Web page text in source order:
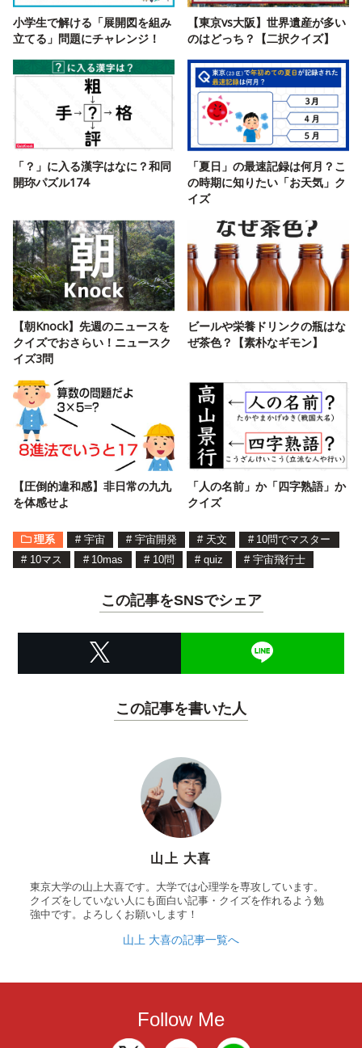
小学生で解ける「展開図を組み
立てる」問題にチャレンジ！
【東京vs大阪】世界遺産が多い
のはどっち？【二択クイズ】
「？」に入る漢字はなに？和同
開珎パズル174
「夏日」の最速記録は何月？こ
の時期に知りたい「お天気」ク
イズ
【朝Knock】先週のニュースを
クイズでおさらい！ニュースク
イズ3問
ビールや栄養ドリンクの瓶はな
ぜ茶色？【素朴なギモン】
【圧倒的違和感】非日常の九九
を体感せよ
「人の名前」か「四字熟語」か
クイズ
理系 # 宇宙 # 宇宙開発 # 天文 # 10問でマスター
# 10マス # 10mas # 10問 # quiz # 宇宙飛行士
この記事をSNSでシェア
この記事を書いた人
山上 大喜
東京大学の山上大喜です。大学では心理学を専攻しています。
クイズをしていない人にも面白い記事・クイズを作れるよう勉
強中です。よろしくお願いします！
山上 大喜の記事一覧へ
Follow Me